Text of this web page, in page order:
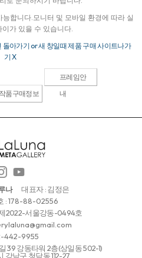
합니다. 모니터 및 모바일 환경에 따라 실
가 있을 수 있습니다.
아가기 or 새 창일때 제품 구매 사이트나가
기 X
작품구매정보
프레임안
내
나
대표자 : 김정은
:178-88-02556
2022-서울강동-0494호
442-9955
39 강동타워 2층(상일동 502-1)
강남구 청담동 112-27